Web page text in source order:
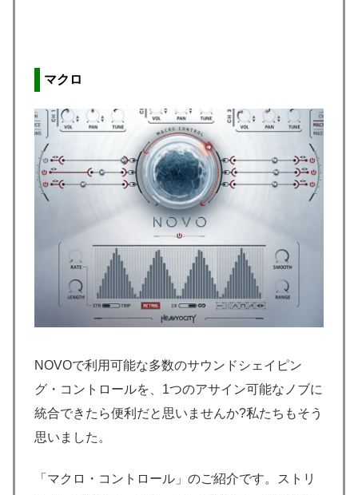
マクロ
NOVOで利用可能な多数のサウンドシェイピン
グ・コントロールを、1つのアサイン可能なノブに
統合できたら便利だと思いませんか?私たちもそう
思いました。
「マクロ・コントロール」のご紹介です。ストリ